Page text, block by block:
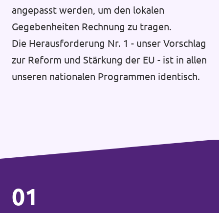
angepasst werden, um den lokalen
Gegebenheiten Rechnung zu tragen.
Die Herausforderung Nr. 1 - unser Vorschlag
zur Reform und Stärkung der EU - ist in allen
unseren nationalen Programmen identisch.
01